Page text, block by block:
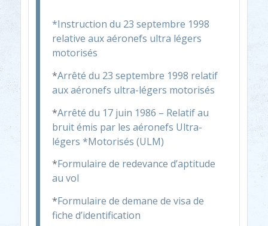
*Instruction du 23 septembre 1998
relative aux aéronefs ultra légers
motorisés
*Arrêté du 23 septembre 1998 relatif
aux aéronefs ultra-légers motorisés
*Arrêté du 17 juin 1986 – Relatif au
bruit émis par les aéronefs Ultra-
légers *Motorisés (ULM)
*Formulaire de redevance d’aptitude
au vol
*Formulaire de demane de visa de
fiche d’identification